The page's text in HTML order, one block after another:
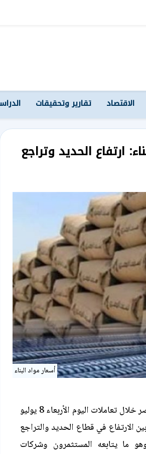
الاقتصاد تقارير وتحقيقات
ارتفاع الحديد وتراجع
أسعار مواد البناء
شهدت أسواق مواد البناء في مصر خلال تعاملات اليوم الأربعاء 8 يوليو
الارتفاع في قطاع الحديد والتراجع
ما يتابعه المستثمرون وشركات